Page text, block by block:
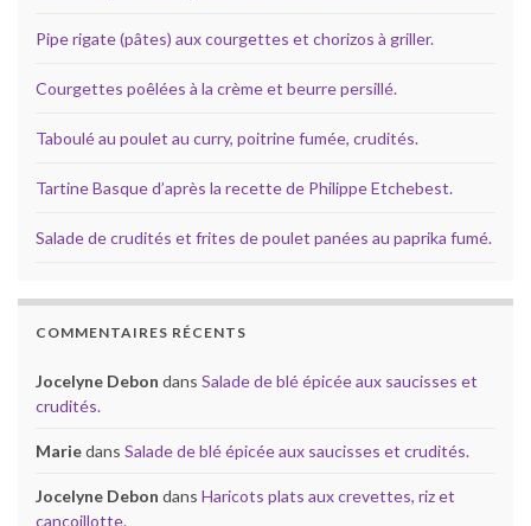
Pipe rigate (pâtes) aux courgettes et chorizos à griller.
Courgettes poêlées à la crème et beurre persillé.
Taboulé au poulet au curry, poitrine fumée, crudités.
Tartine Basque d’après la recette de Philippe Etchebest.
Salade de crudités et frites de poulet panées au paprika fumé.
COMMENTAIRES RÉCENTS
Jocelyne Debon dans Salade de blé épicée aux saucisses et
crudités.
Mariedans Salade de blé épicée aux saucisses et crudités.
Jocelyne Debon dans Haricots plats aux crevettes, riz et
cancoillotte.